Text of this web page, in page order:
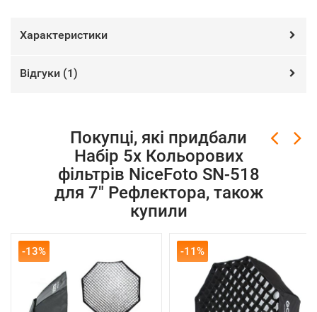
Характеристики
Відгуки (1)
Покупці, які придбали
Набір 5х Кольорових
фільтрів NiceFoto SN-518
для 7" Рефлектора, також
купили
-13% -11%